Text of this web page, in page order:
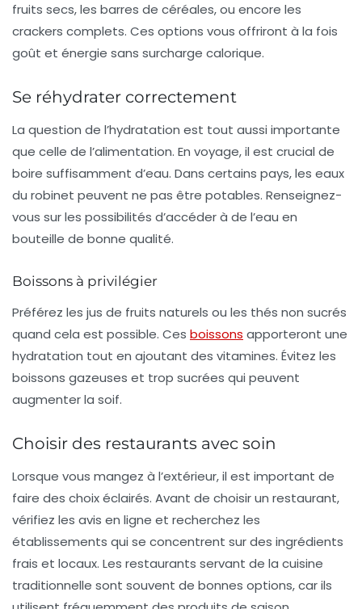
fruits secs, les barres de céréales, ou encore les
crackers complets. Ces options vous offriront à la fois
goût et énergie sans surcharge calorique.
Se réhydrater correctement
La question de l’hydratation est tout aussi importante
que celle de l’alimentation. En voyage, il est crucial de
boire suffisamment d’eau. Dans certains pays, les eaux
du robinet peuvent ne pas être potables. Renseignez-
vous sur les possibilités d’accéder à de l’eau en
bouteille de bonne qualité.
Boissons à privilégier
Préférez les jus de fruits naturels ou les thés non sucrés
quand cela est possible. Ces boissons apporteront une
hydratation tout en ajoutant des vitamines. Évitez les
boissons gazeuses et trop sucrées qui peuvent
augmenter la soif.
Choisir des restaurants avec soin
Lorsque vous mangez à l’extérieur, il est important de
faire des choix éclairés. Avant de choisir un restaurant,
vérifiez les avis en ligne et recherchez les
établissements qui se concentrent sur des ingrédients
frais et locaux. Les restaurants servant de la cuisine
traditionnelle sont souvent de bonnes options, car ils